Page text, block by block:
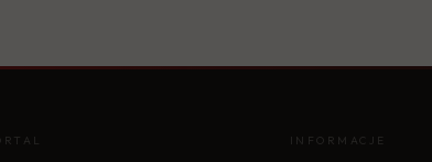
INFORMACJE